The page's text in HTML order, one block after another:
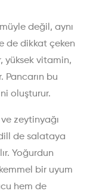
değil, aynı
de dikkat çeken
yüksek vitamin,
bu
oluşturur.
zeytinyağı
de salataya
Yoğurdun
bir uyum
hem de